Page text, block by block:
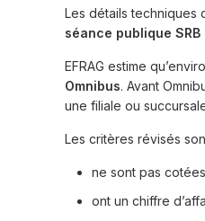
Les détails techniques
séance publique
EFRAG estime
Omnibus. Avant
une filiale ou
Les critères révisés
ne sont pas
ont un chiffre